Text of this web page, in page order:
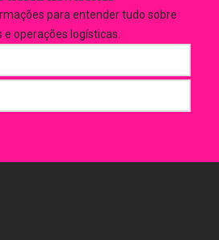
para entender tudo sobre
e operações logísticas.